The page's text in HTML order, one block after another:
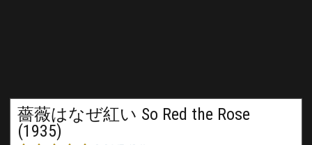
薔薇はなぜ紅い So Red the Rose
(1935)